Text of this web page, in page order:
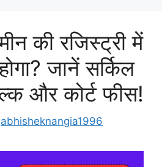
की रजिस्ट्री में
जानें सर्किल
और कोर्ट फीस!
abhisheknangia1996